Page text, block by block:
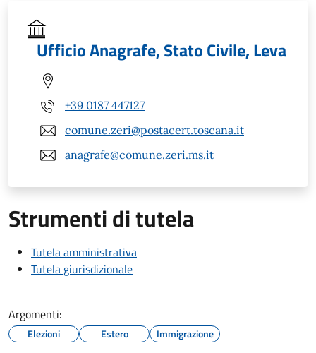
Ufficio Anagrafe, Stato Civile, Leva
+39 0187 447127
comune.zeri@postacert.toscana.it
anagrafe@comune.zeri.ms.it
Strumenti di tutela
Tutela amministrativa
Tutela giurisdizionale
Argomenti:
Elezioni Estero Immigrazione